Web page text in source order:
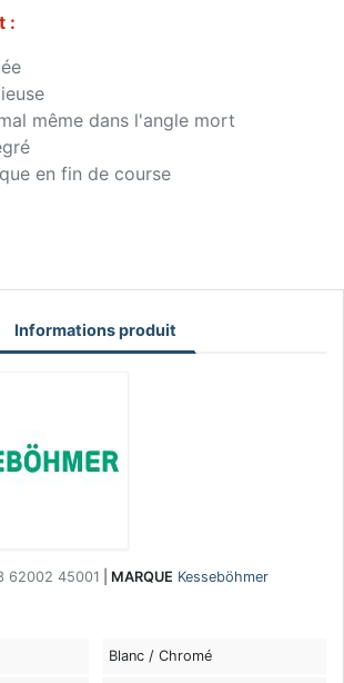
:
même dans l'angle mort
en fin de course
Informations produit
62002 45001 MARQUE Kesseböhmer
Blanc / Chromé